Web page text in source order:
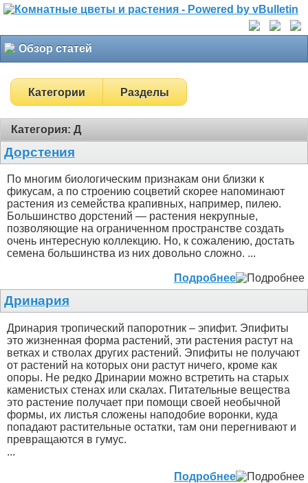
Обзор статей
Категории Разделы
Категория: Д
Дорстения
По многим биологическим признакам они близки к
фикусам, а по строению соцветий скорее напоминают
растения из семейства крапивных, например, пилею.
Большинство дорстений — растения некрупные,
позволяющие на ограниченном пространстве создать
очень интересную коллекцию. Но, к сожалению, достать
семена большинства из них довольно сложно. ...
Подробнее
Дринария
Дринария тропический папоротник – эпифит. Эпифиты
это жизненная форма растений, эти растения растут на
ветках и стволах других растений. Эпифиты не получают
от растений на которых они растут ничего, кроме как
опоры. Не редко Дринарии можно встретить на старых
каменистых стенах или скалах. Питательные вещества
это растение получает при помощи своей необычной
формы, их листья сложены наподобие воронки, куда
попадают растительные остатки, там они перегнивают и
превращаются в гумус.
...
Подробнее